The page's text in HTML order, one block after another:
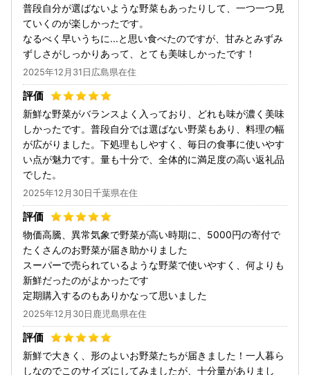
普段自分が選ばないような野菜もあったりして、一つ一つ見
ていくのが楽しかったです。
なるべく早いうちに...と思い食べたのですが、甘みとみずみ
ずしさがしっかりあって、とても美味しかったです！
2025年12月31日広島県在住
新鮮な野菜がバランスよく入っており、どれも味が濃く美味
しかったです。普段自分では選ばない野菜もあり、料理の幅
が広がりました。下処理もしやすく、毎日の食事に使いやす
い点が魅力です。量も十分で、全体的に満足度の高い返礼品
でした。
2025年12月30日千葉県在住
物価高騰、異常気象で野菜が高い時期に、5000円の寄付で
たくさんのお野菜が届き助かりました
スーパーで売られているような野菜で使いやすく、何よりも
新鮮だったのがよかったです
定期購入するのもありかなって思いました
2025年12月30日鹿児島県在住
新鮮で大きく、形のよいお野菜たちが届きました！一人暮ら
しなのでこのサイズにしてみましたが、十分量がありまし